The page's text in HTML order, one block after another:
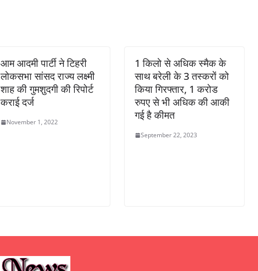
आम आदमी पार्टी ने टिहरी
लोकसभा सांसद राज्य लक्ष्मी
शाह की गुमशुदगी की रिपोर्ट
कराई दर्ज
November 1, 2022
1 किलो से अधिक स्मैक के
साथ बरेली के 3 तस्करों को
किया गिरफ्तार, 1 करोड
रुपए से भी अधिक की आकी
गई है कीमत
September 22, 2023